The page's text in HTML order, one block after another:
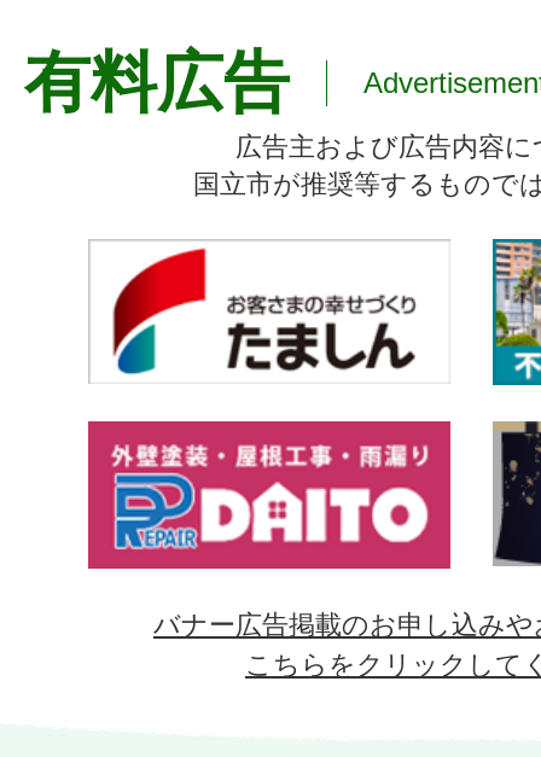
有料広告
広告主および広告内容
国立市が推奨等するもので
バナー広告掲載のお申し込み
こちらをクリックして